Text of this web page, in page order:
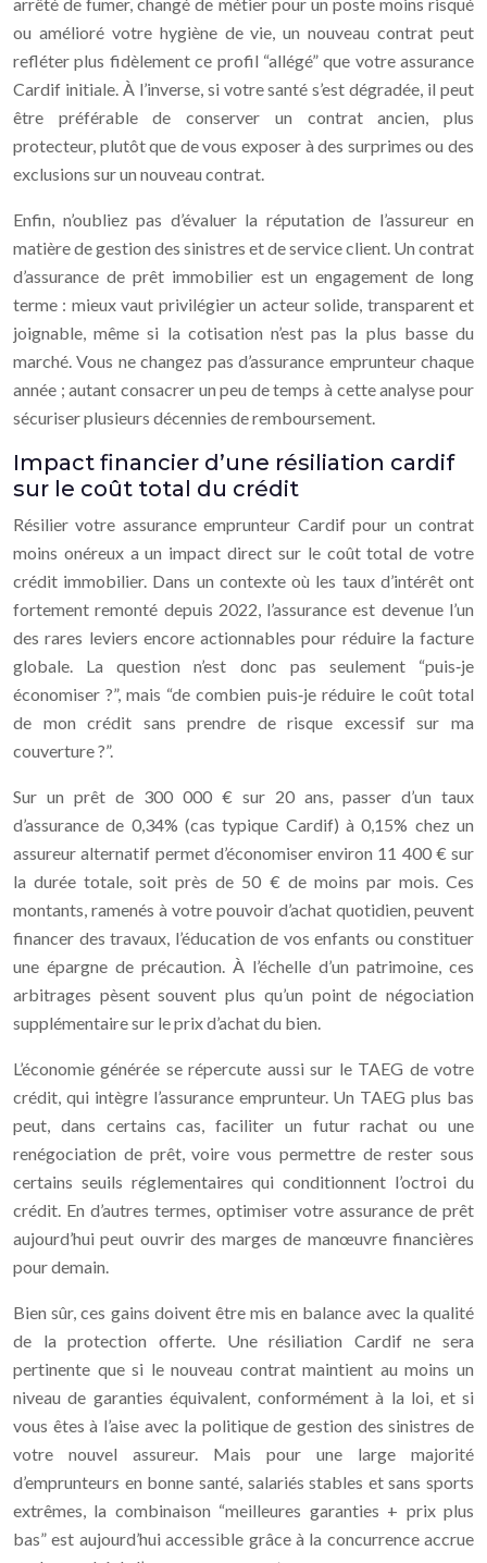
ou amélioré votre hygiène de vie, un nouveau contrat peut
refléter plus fidèlement ce profil “allégé” que votre assurance
Cardif initiale. À l’inverse, si votre santé s’est dégradée, il peut
être préférable de conserver un contrat ancien, plus
protecteur, plutôt que de vous exposer à des surprimes ou des
exclusions sur un nouveau contrat.
Enfin, n’oubliez pas d’évaluer la réputation de l’assureur en
matière de gestion des sinistres et de service client. Un contrat
d’assurance de prêt immobilier est un engagement de long
terme : mieux vaut privilégier un acteur solide, transparent et
joignable, même si la cotisation n’est pas la plus basse du
marché. Vous ne changez pas d’assurance emprunteur chaque
année ; autant consacrer un peu de temps à cette analyse pour
sécuriser plusieurs décennies de remboursement.
Impact financier d’une résiliation cardif
sur le coût total du crédit
Résilier votre assurance emprunteur Cardif pour un contrat
moins onéreux a un impact direct sur le coût total de votre
crédit immobilier. Dans un contexte où les taux d’intérêt ont
fortement remonté depuis 2022, l’assurance est devenue l’un
des rares leviers encore actionnables pour réduire la facture
globale. La question n’est donc pas seulement “puis‑je
économiser ?”, mais “de combien puis‑je réduire le coût total
de mon crédit sans prendre de risque excessif sur ma
couverture ?”.
Sur un prêt de 300 000 € sur 20 ans, passer d’un taux
d’assurance de 0,34% (cas typique Cardif) à 0,15% chez un
assureur alternatif permet d’économiser environ 11 400 € sur
la durée totale, soit près de 50 € de moins par mois. Ces
montants, ramenés à votre pouvoir d’achat quotidien, peuvent
financer des travaux, l’éducation de vos enfants ou constituer
une épargne de précaution. À l’échelle d’un patrimoine, ces
arbitrages pèsent souvent plus qu’un point de négociation
supplémentaire sur le prix d’achat du bien.
L’économie générée se répercute aussi sur le TAEG de votre
crédit, qui intègre l’assurance emprunteur. Un TAEG plus bas
peut, dans certains cas, faciliter un futur rachat ou une
renégociation de prêt, voire vous permettre de rester sous
certains seuils réglementaires qui conditionnent l’octroi du
crédit. En d’autres termes, optimiser votre assurance de prêt
aujourd’hui peut ouvrir des marges de manœuvre financières
pour demain.
Bien sûr, ces gains doivent être mis en balance avec la qualité
de la protection offerte. Une résiliation Cardif ne sera
pertinente que si le nouveau contrat maintient au moins un
niveau de garanties équivalent, conformément à la loi, et si
vous êtes à l’aise avec la politique de gestion des sinistres de
votre nouvel assureur. Mais pour une large majorité
d’emprunteurs en bonne santé, salariés stables et sans sports
extrêmes, la combinaison “meilleures garanties + prix plus
bas” est aujourd’hui accessible grâce à la concurrence accrue